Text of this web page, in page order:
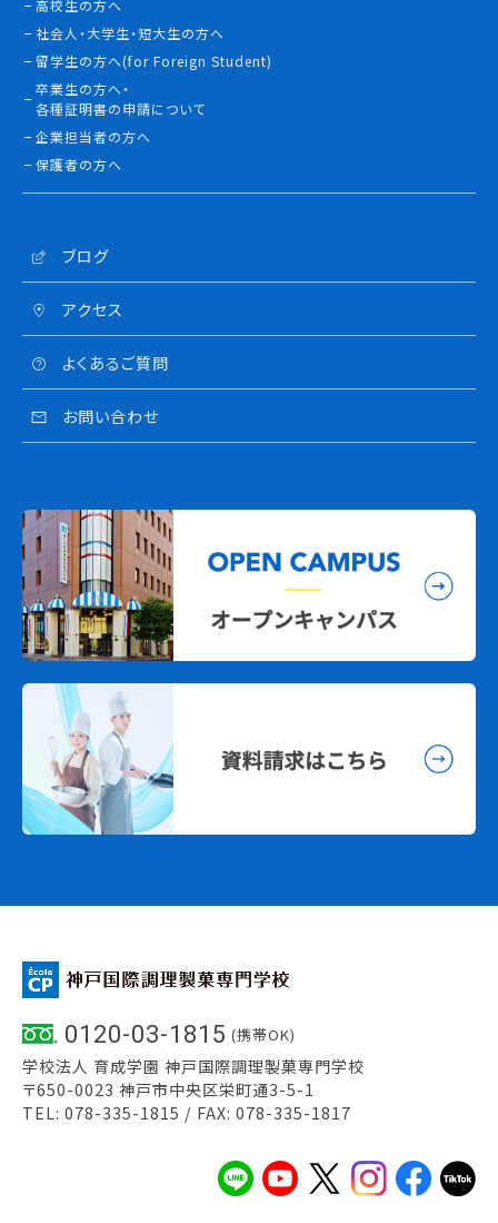
高校生の方へ
社会人・大学生・短大生の方へ
留学生の方へ(for Foreign Student)
卒業生の方へ・
各種証明書の申請について
企業担当者の方へ
保護者の方へ
ブログ
アクセス
よくあるご質問
お問い合わせ
0120-03-1815 (携帯OK)
学校法人 育成学園 神戸国際調理製菓専門学校
〒650-0023 神戸市中央区栄町通3-5-1
TEL: 078-335-1815 / FAX: 078-335-1817